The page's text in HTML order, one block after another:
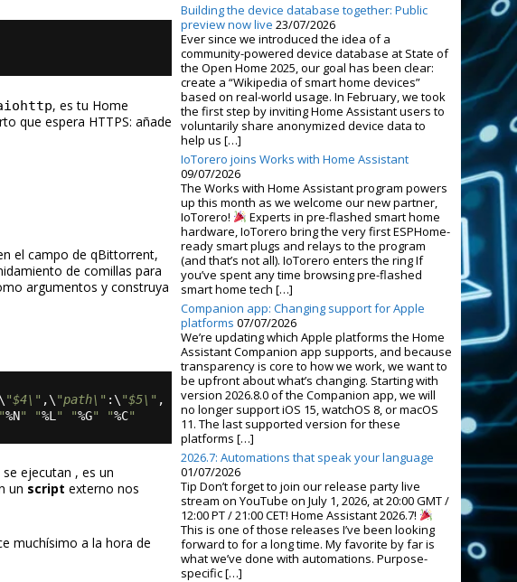
, es tu Home
que espera HTTPS: añade
el campo de qBittorrent,
de comillas para
argumentos y construya
"$4\" ,\ "path\" :\ "$5\" ,
%N" "%L " "%G" "%C"
ejecutan , es un
un script externo nos
muchísimo a la hora de
Building the device database together: Public
preview now live 23/07/2026
Ever since we introduced the idea of a
community-powered device database at State of
the Open Home 2025, our goal has been clear:
create a “Wikipedia of smart home devices”
based on real-world usage. In February, we took
the first step by inviting Home Assistant users to
voluntarily share anonymized device data to
help us […]
IoTorero joins Works with Home Assistant
09/07/2026
The Works with Home Assistant program powers
up this month as we welcome our new partner,
IoTorero!
Experts in pre-flashed smart home
hardware, IoTorero bring the very first ESPHome-
ready smart plugs and relays to the program
(and that’s not all). IoTorero enters the ring If
you’ve spent any time browsing pre-flashed
smart home tech […]
Companion app: Changing support for Apple
platforms 07/07/2026
We’re updating which Apple platforms the Home
Assistant Companion app supports, and because
transparency is core to how we work, we want to
be upfront about what’s changing. Starting with
version 2026.8.0 of the Companion app, we will
no longer support iOS 15, watchOS 8, or macOS
11. The last supported version for these
platforms […]
2026.7: Automations that speak your language
01/07/2026
Tip Don’t forget to join our release party live
stream on YouTube on July 1, 2026, at 20:00 GMT /
12:00 PT / 21:00 CET! Home Assistant 2026.7!
This is one of those releases I’ve been looking
forward to for a long time. My favorite by far is
what we’ve done with automations. Purpose-
specific […]